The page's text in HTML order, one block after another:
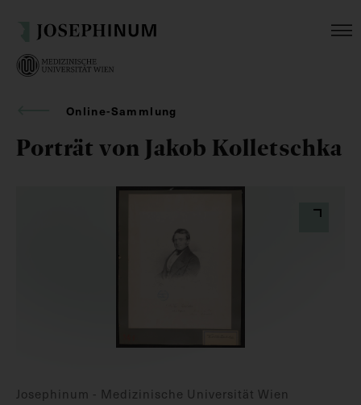
Online-Sammlung
Porträt von Jakob Kolletschka
Josephinum - Medizinische Universität Wien